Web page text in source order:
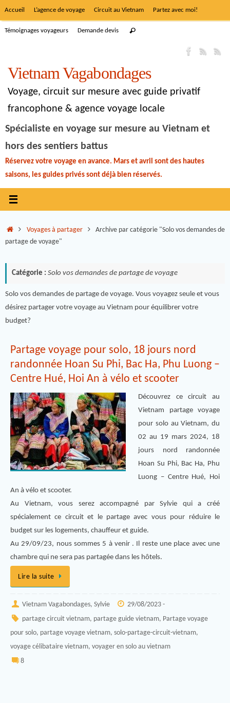
Accueil L’agence de voyage Circuit au Vietnam Partez avec moi!
Témoignages voyageurs Demande devis
Vietnam Vagabondages
Voyage, circuit sur mesure avec guide privatif
francophone & agence voyage locale
Spécialiste en voyage sur mesure au Vietnam et
hors des sentiers battus
Réservez votre voyage en avance. Mars et avril sont des hautes
saisons, les guides privés sont déjà bien réservés.
Voyages à partager
Archive par catégorie "Solo vos demandes de
partage de voyage"
Catégorie : Solo vos demandes de partage de voyage
Solo vos demandes de partage de voyage. Vous voyagez seule et vous
désirez partager votre voyage au Vietnam pour équilibrer votre
budget?
Partage voyage pour solo, 18 jours nord
randonnée Hoan Su Phi, Bac Ha, Phu Luong –
Centre Hué, Hoi An à vélo et scooter
Découvrez ce circuit au
Vietnam partage voyage
pour solo au Vietnam, du
02 au 19 mars 2024, 18
jours nord randonnée
Hoan Su Phi, Bac Ha, Phu
Luong – Centre Hué, Hoi
An à vélo et scooter.
Au Vietnam, vous serez accompagné par Sylvie qui a créé
spécialement ce circuit et le partage avec vous pour réduire le
budget sur les logements, chauffeur et guide.
Au 29/09/23, nous sommes 5 à venir . Il reste une place avec une
chambre qui ne sera pas partagée dans les hôtels.
Lire la suite
Vietnam Vagabondages, Sylvie 29/08/2023 -
partage circuit vietnam, partage guide vietnam, Partage voyage
pour solo, partage voyage vietnam, solo-partage-circuit-vietnam,
voyage célibataire vietnam, voyager en solo au vietnam
8